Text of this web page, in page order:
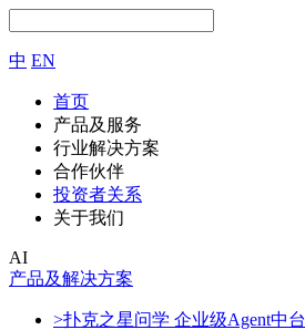
中 EN
首页
产品及服务
行业解决方案
合作伙伴
投资者关系
关于我们
AI
产品及解决方案
>扑克之星问学 企业级Agent中台